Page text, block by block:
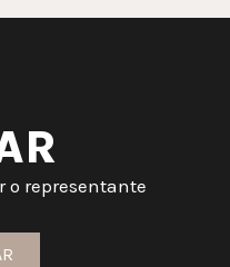
o representante